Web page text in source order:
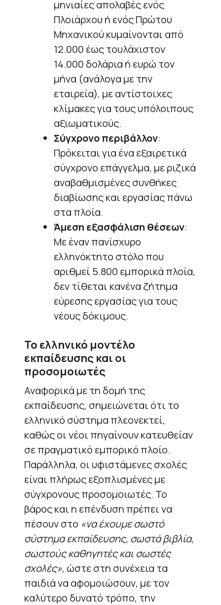
μηνιαίες απολαβές ενός
Πλοιάρχου ή ενός Πρώτου
Μηχανικού κυμαίνονται από
12.000 έως τουλάχιστον
14.000 δολάρια ή ευρώ τον
μήνα (ανάλογα με την
εταιρεία), με αντίστοιχες
κλίμακες για τους υπόλοιπους
αξιωματικούς.
Σύγχρονο περιβάλλον:
Πρόκειται για ένα εξαιρετικά
σύγχρονο επάγγελμα, με ριζικά
αναβαθμισμένες συνθήκες
διαβίωσης και εργασίας πάνω
στα πλοία.
Άμεση εξασφάλιση θέσεων:
Με έναν πανίσχυρο
ελληνόκτητο στόλο που
αριθμεί 5.800 εμπορικά πλοία,
δεν τίθεται κανένα ζήτημα
εύρεσης εργασίας για τους
νέους δόκιμους.
Το ελληνικό μοντέλο
εκπαίδευσης και οι
προσομοιωτές
Αναφορικά με τη δομή της
εκπαίδευσης, σημειώνεται ότι το
ελληνικό σύστημα πλεονεκτεί,
καθώς οι νέοι πηγαίνουν κατευθείαν
σε πραγματικό εμπορικό πλοίο.
Παράλληλα, οι υφιστάμενες σχολές
είναι πλήρως εξοπλισμένες με
σύγχρονους προσομοιωτές. Το
βάρος και η επένδυση πρέπει να
πέσουν στο «να έχουμε σωστό
σύστημα εκπαίδευσης, σωστά βιβλία,
σωστούς καθηγητές και σωστές
σχολές», ώστε στη συνέχεια τα
παιδιά να αφομοιώσουν, με τον
καλύτερο δυνατό τρόπο, την